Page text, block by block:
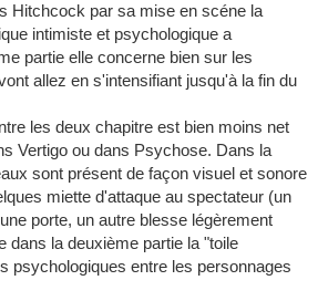
Hitchcock par sa mise en scéne la
intimiste et psychologique a
partie elle concerne bien sur les
allez en s'intensifiant jusqu'à la fin du
les deux chapitre est bien moins net
Vertigo ou dans Psychose. Dans la
sont présent de façon visuel et sonore
miette d'attaque au spectateur (un
porte, un autre blesse légèrement
dans la deuxième partie la "toile
psychologiques entre les personnages